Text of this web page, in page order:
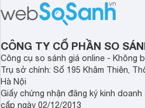
1 tuổi tốt mà mẹ bỉm nên lựa chọn.
CÔNG TY CỔ PHẦN SO
Công cụ so sánh giá online - Không
Trụ sở chính: Số 195 Khâm Thiên,
Hà Nội
Giấy chứng nhận đăng ký kinh doanh
cấp ngày 02/12/2013